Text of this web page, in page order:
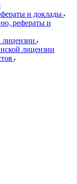
и доклады
рефераты и
лицензии